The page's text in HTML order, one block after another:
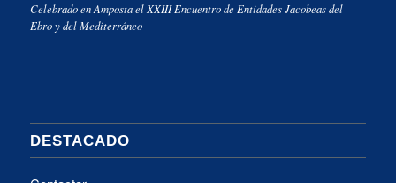
Celebrado en Amposta el XXIII Encuentro de Entidades Jacobeas del
Ebro y del Mediterráneo
DESTACADO